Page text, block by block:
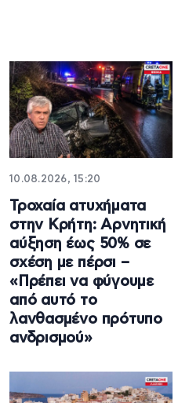
10.08.2026, 15:20
Τροχαία ατυχήματα
στην Κρήτη: Αρνητική
αύξηση έως 50% σε
σχέση με πέρσι –
«Πρέπει να φύγουμε
από αυτό το
λανθασμένο πρότυπο
ανδρισμού»